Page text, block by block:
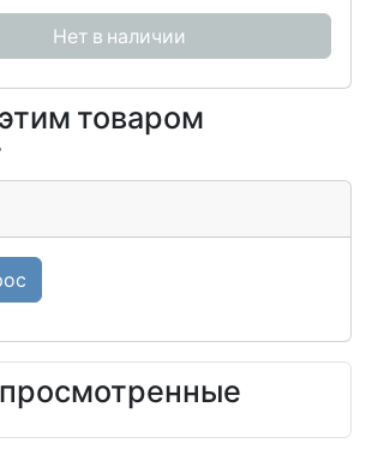
Нет в наличии
товаром